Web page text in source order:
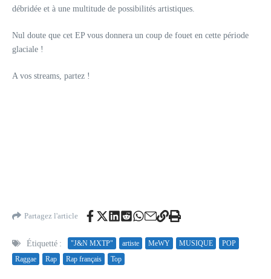
débridée et à une multitude de possibilités artistiques.
Nul doute que cet EP vous donnera un coup de fouet en cette période
glaciale !
A vos streams, partez !
Partagez l'article
Étiquetté : "J&N MXTP" artiste MeWY MUSIQUE
POP
Raggae
Rap Rap français Top